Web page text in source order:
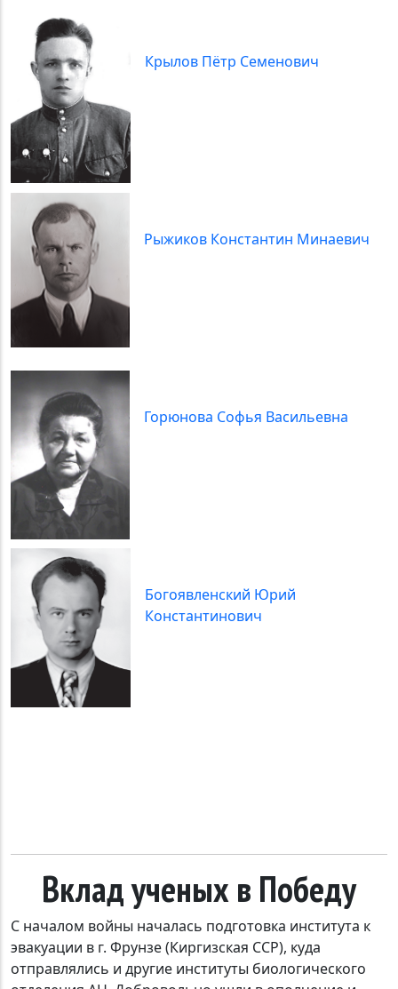
Крылов Пётр Семенович
Рыжиков Константин Минаевич
Горюнова Софья Васильевна
Богоявленский Юрий
Константинович
Вклад ученых в Победу
С началом войны началась подготовка института к
эвакуации в г. Фрунзе (Киргизская ССР), куда
отправлялись и другие институты биологического